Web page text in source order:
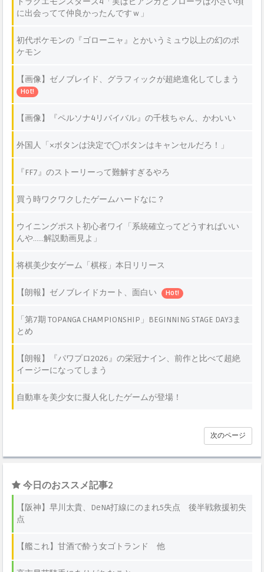
に出会ってて仲良かったんですｗ」
初代ポケモンの『ゴローニャ』とかいうミュウ以上の幻のポ
ケモン
【画像】ゼノブレイド、グラフィックが超絶進化してしまう
Hot!
【画像】『ペルソナ4リバイバル』の千枝ちゃん、かわいい
外国人「×ボタンは決定で◯ボタンはキャンセルだろ！」
『FF7』のストーリーって難解すぎるやろ
買う時ワクワクしたゲームハードなに？
ウイニングポスト初心者ワイ「系統確立ってどうすればいい
んや……解説動画見よ」
将棋美少女ゲーム「棋桜」本日リリース
【朗報】ゼノブレイドカート、面白い Hot!
「第7期 TOPANGA CHAMPIONSHIP」BEGINNING STAGE DAY3ま
とめ
【朗報】『パワプロ2026』の栄冠ナイン、前作と比べて超絶
イージーになってしまう
自動車を美少女に擬人化したゲームが登場！
次のページ